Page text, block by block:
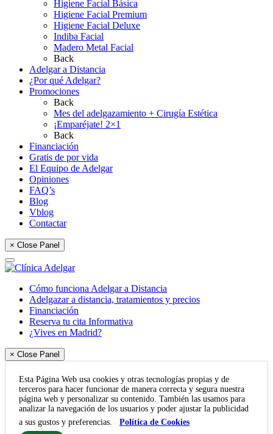
Higiene Facial Básica
Higiene Facial Premium
Higiene Facial Deluxe
Indiba Facial
Madero Metal Facial
Back
Adelgar a Distancia
¿Por qué Adelgar?
Promociones
Back
Mes del adelgazamiento + Cirugía Estética
¡Emparéjate! 2×1
Back
Financiación
Gratis de por vida
El Equipo de Adelgar
Opiniones
FAQ’s
Blog
Vblog
Contactar
× Close Panel
Cómo funciona Adelgar a Distancia
Adelgazar a distancia, tratamientos y precios
Financiación
Reserva tu cita Informativa
¿Vives en Madrid?
× Close Panel
Esta Página Web usa cookies y otras tecnologías propias y de
terceros para hacer funcionar de manera correcta y segura nuestra
página web y personalizar su contenido. También las usamos para
analizar la navegación de los usuarios y poder ajustar la publicidad
a sus gustos y preferencias.
Política de Cookies